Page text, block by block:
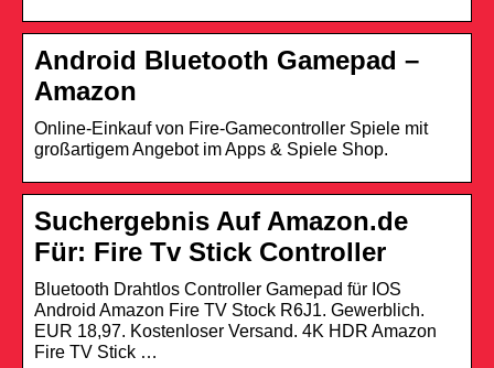
Android Bluetooth Gamepad –
Amazon
Online-Einkauf von Fire-Gamecontroller Spiele mit
großartigem Angebot im Apps & Spiele Shop.
Suchergebnis Auf Amazon.de
Für: Fire Tv Stick Controller
Bluetooth Drahtlos Controller Gamepad für IOS
Android Amazon Fire TV Stock R6J1. Gewerblich.
EUR 18,97. Kostenloser Versand. 4K HDR Amazon
Fire TV Stick …